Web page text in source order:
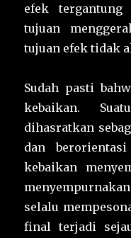
efek
tujuan
tujuan efek tidak
Sudah pasti
kebaikan.
dihasratkan
dan
kebaikan
selalu
final terjadi